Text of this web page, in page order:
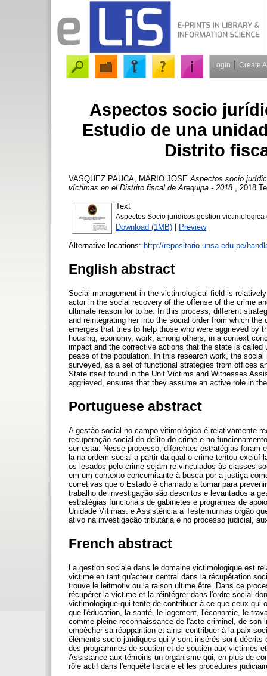
Login Create
Aspectos socio
Estudio de una
Distrito
VASQUEZ PAUCA, MARIO JOSE Aspectos socio
víctimas en el Distrito fiscal de Arequipa - 2018.
, 2018
Text
Aspectos Socio juridicos gestion
Download (1MB) | Preview
Alternative locations: http://repositorio.unsa.edu.pe/
English abstract
Social management in the victimological field is
actor in the social recovery of the offense of the crime
ultimate reason for to be. In this process, different
and reintegrating her into the social order from which
emerges that tries to help those who were aggrieved by
housing, economy, work, among others, in a context
impact and the corrective actions that the state is
peace of the population. In this research work, the
surveyed, as a set of functional strategies from offices
State itself found in the Unit Victims and Witnesses
aggrieved, ensures that they assume an active role in
Portuguese abstract
A gestão social no campo vitimológico é relativamente
recuperação social do delito do crime e no
ser estar. Nesse processo, diferentes estratégias foram
la na ordem social a partir da qual o crime tentou
os lesados ​​pelo crime sejam re-vinculados às classes
em um contexto concomitante à busca por a justiça
corretivas que o Estado é chamado a tomar para
trabalho de investigação são descritos e levantados a
estratégias funcionais de gabinetes e programas de
Unidade Vítimas. e Assistência a Testemunhas órgão
ativo na investigação tributária e no processo judicial,
French abstract
La gestion sociale dans le domaine victimologique est
victime en tant qu'acteur central dans la récupération
trouve le leitmotiv ou la raison ultime être. Dans ce
récupérer la victime et la réintégrer dans l'ordre social
victimologique qui tente de contribuer à ce que ceux
que l'éducation, la santé, le logement, l'économie, le
comme pleine reconnaissance de l'acte criminel, de
empêcher sa réapparition et ainsi contribuer à la paix
éléments socio-juridiques qui y sont insérés sont
des programmes de soutien et de soutien aux victimes
Assistance aux témoins un organisme qui, en plus de
rôle actif dans l'enquête fiscale et les procédures